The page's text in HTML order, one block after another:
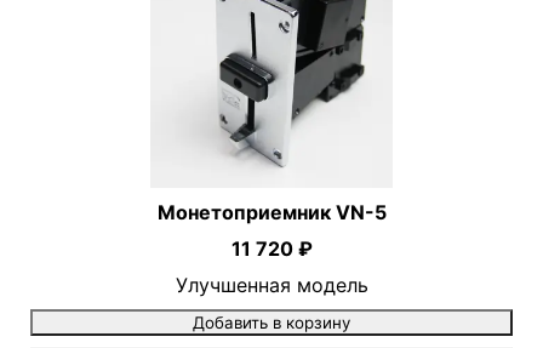
Монетоприемник VN-5
11 720 ₽
Улучшенная модель
Добавить в корзину